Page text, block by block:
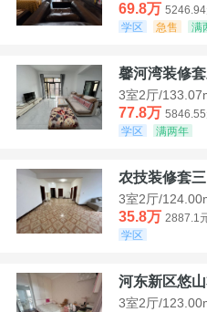
69.8万 5246.94
学区
急售 满
馨河湾装修
3室2厅/
77.8万 5846.55
学区
满两年
农技装修套三
3室2厅/
35.8万 2887.1
学区
3室2厅/